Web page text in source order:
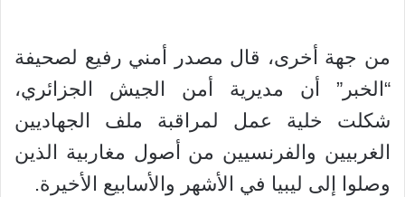
من جهة أخرى، قال مصدر أمني رفيع لصحيفة
“الخبر” أن مديرية أمن الجيش الجزائري،
شكلت خلية عمل لمراقبة ملف الجهاديين
الغربيين والفرنسيين من أصول مغاربية الذين
وصلوا إلى ليبيا في الأشهر والأسابيع الأخيرة.